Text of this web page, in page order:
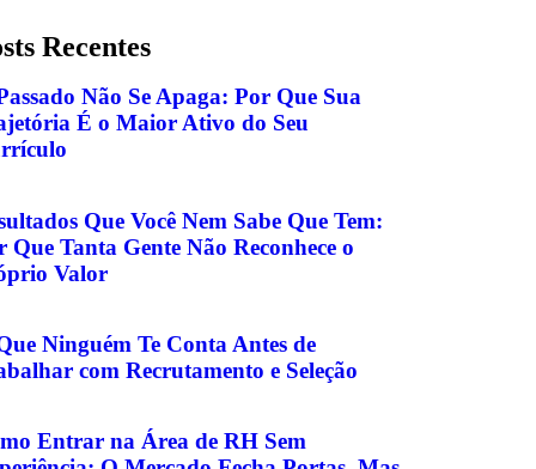
Recentes
Não Se Apaga: Por Que Sua
É o Maior Ativo do Seu
Que Você Nem Sabe Que Tem:
Que Tanta Gente Não Reconhece o
Valor
Ninguém Te Conta Antes de
com Recrutamento e Seleção
Entrar na Área de RH Sem